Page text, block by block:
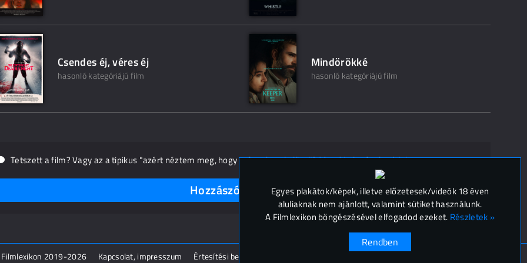
Csendes éj, véres éj
hasonló kategóriájú film
Mindörökké
hasonló kategóriájú film
Tetszett a film? Vagy az a tipikus "azért néztem meg, hogy másnak ne kelljen"? Mondd el másoknak is!
Hozzászólások (0)
2019-2026 Kapcsolat, impresszum Értesítési beállítások
Egyes plakátok/képek, illetve előzetesek/videók 18 éven
aluliaknak nem ajánlott, valamint sütiket használunk.
A Filmlexikon böngészésével elfogadod ezeket. Részletek »
Rendben